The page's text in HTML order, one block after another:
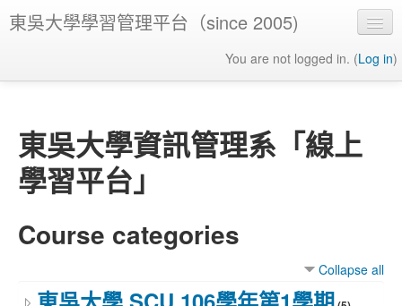
東吳大學學習管理平台（since 2005)
You are not logged in. (Log in)
東吳大學資訊管理系「線上
學習平台」
Course categories
Collapse all